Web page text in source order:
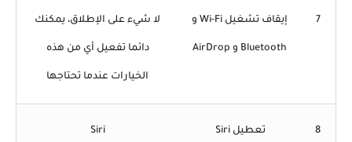
7 إيقاف تشغيل Wi-Fi و
Bluetooth و AirDrop
لا شيء على الإطلاق، يمكنك
دائما تفعيل أي من هذه
الخيارات عندما تحتاجها
8 تعطيل Siri Siri